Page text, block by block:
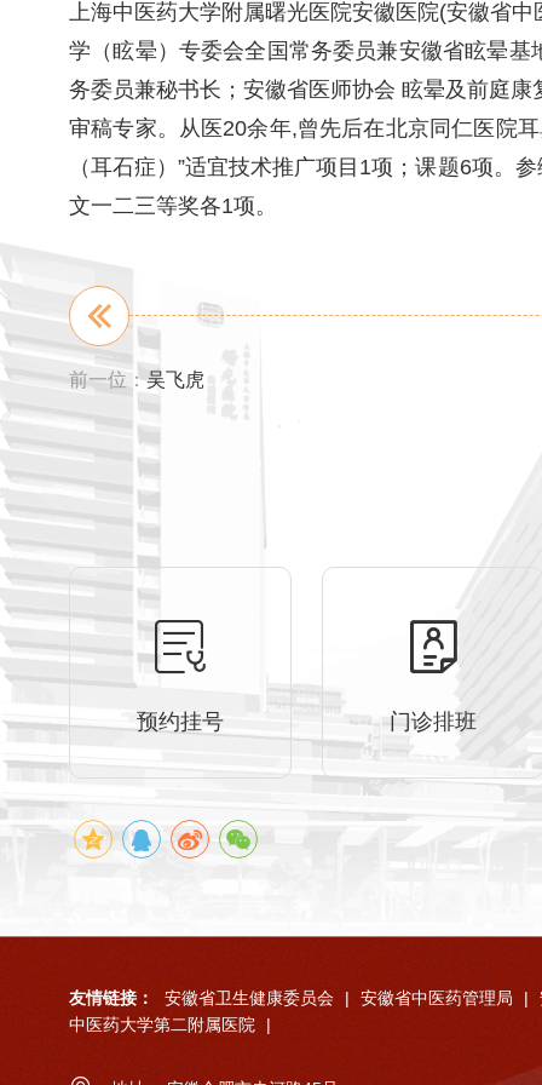
上海中医药大学附属曙光医院安徽医院(安徽省
学（眩晕）专委会全国常务委员兼安徽省眩晕
务委员兼秘书长；安徽省医师协会 眩晕及前庭
审稿专家。从医20余年,曾先后在北京同仁医院
（耳石症）”适宜技术推广项目1项；课题6项。
文一二三等奖各1项。
前一位：吴飞虎
预约挂号 门诊排班
友情链接： 安徽省卫生健康委员会 | 安徽省中医药管理局 |
中医药大学第二附属医院
|